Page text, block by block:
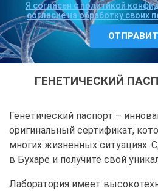
Я согласен с политикой
согласие на обработку своих
ГЕНЕТИЧЕСКИЙ
Генетический паспорт –
оригинальный сертификат,
многих жизненных ситуациях.
в Бухаре и получите свой
Лаборатория имеет